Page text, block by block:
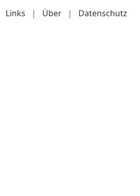
Links | Über | Datenschutz